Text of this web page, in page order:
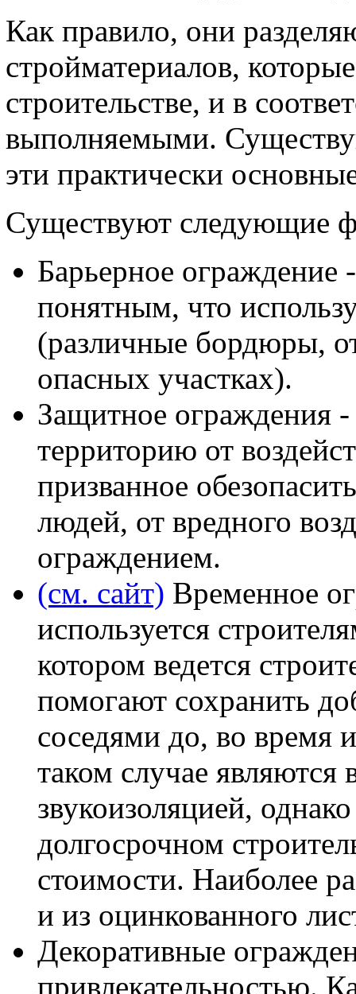
Как правило, они
стройматериалов,
строительстве, и в
выполняемыми.
эти практически
Существуют следующие
Барьерное ограждение
понятным, что
(различные бордюры,
опасных участках).
Защитное ограждения
территорию от
призванное
людей, от вредного
ограждением.
(см. сайт) Временное
используется
котором ведется
помогают сохранить
соседями до, во время
таком случае
звукоизоляцией,
долгосрочном
стоимости. Наиболее
и из оцинкованного
Декоративные
привлекательностью.